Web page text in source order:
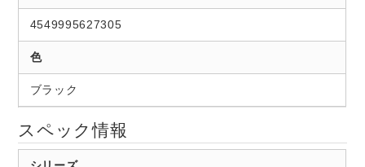
4549995627305
色
ブラック
スペック情報